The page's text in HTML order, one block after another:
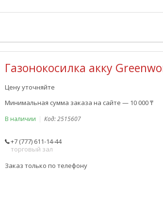
Газонокосилка акку
Цену уточняйте
Минимальная сумма заказа на сайте — 10 000 ₸
В наличии Код:2515607
+7 (777) 611-14-44
торговый зал
Заказ только по телефону